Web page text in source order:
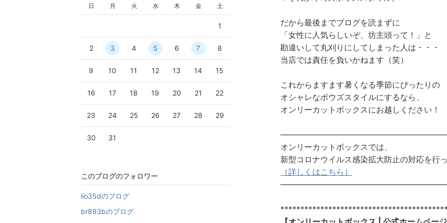
だから最後までブログを読まずに
「女性に人気らしいぞ、坊主頭って！」と
勘違いして丸刈りにしてしまった人は・・・
当店では責任を負いかねます（笑）
これからますます暑くなる季節にぴったりの
オシャレなボウズスタイルにするなら、
オンリーカットボックスにお越しください！
オンリーカットボックスでは、
新型コロナウイルス感染拡大防止の対応を行っ
（詳しくはこちら）
日 月 火 水 木 金 土
1
2 3 4 5 6 7 8
9 10 11 12 13 14 15
16 17 18 19 20 21 22
23 24 25 26 27 28 29
30 31
このブログのフォロワー
iio35dのブログ
br893bのブログ